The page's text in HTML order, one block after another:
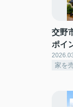
交野
ポイ
家を